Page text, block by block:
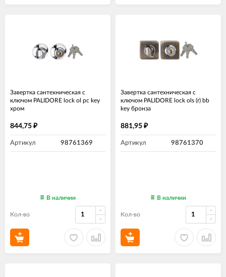
Завертка сантехническая с
ключом PALIDORE lock ol pc key
хром
844,75 ₽
Артикул 98761369
В наличии
Кол-во
Завертка сантехническая с
ключом PALIDORE lock ols (r) bb
key бронза
881,95 ₽
Артикул 98761370
В наличии
Кол-во